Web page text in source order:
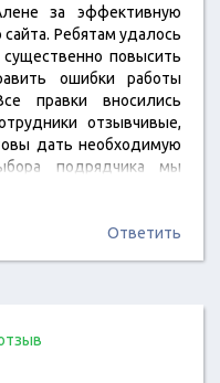
за эффективную
Ребятам удалось
повысить
ошибки работы
правки вносились
отзывчивые,
дать необходимую
подрядчика мы
что выбрали
Ответить